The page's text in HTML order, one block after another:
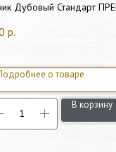
Дубовый Стандарт
р.
о товаре
В корзину